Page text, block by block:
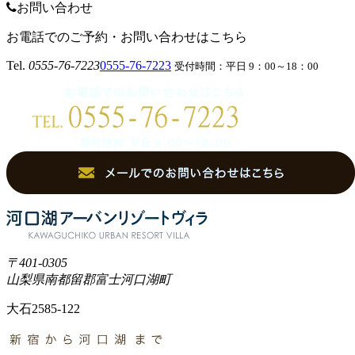
お問い合わせ
お電話でのご予約・お問い合わせはこちら
Tel. 0555-76-72230555-76-7223 受付時間：平日 9：00～18：00
〒401-0305
山梨県南都留郡富士河口湖町
大石2585-122